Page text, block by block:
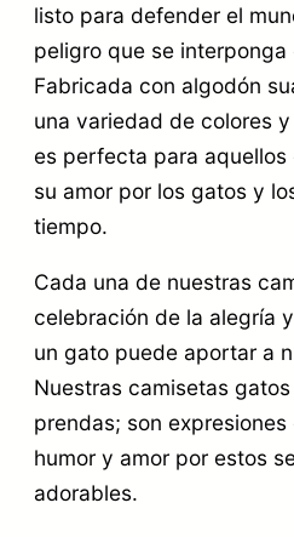
o
e
c
a
n
t
i
d
a
d
listo para defender el
peligro que se interponga
Fabricada con algodón
una variedad de colores
es perfecta para
su amor por los gatos y
tiempo.
Cada una de nuestras
celebración de la alegría
un gato puede aportar a
Nuestras camisetas
prendas; son
humor y amor por estos
adorables.